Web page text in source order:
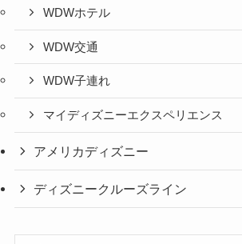
WDWホテル
WDW交通
WDW子連れ
マイディズニーエクスペリエンス
アメリカディズニー
ディズニークルーズライン